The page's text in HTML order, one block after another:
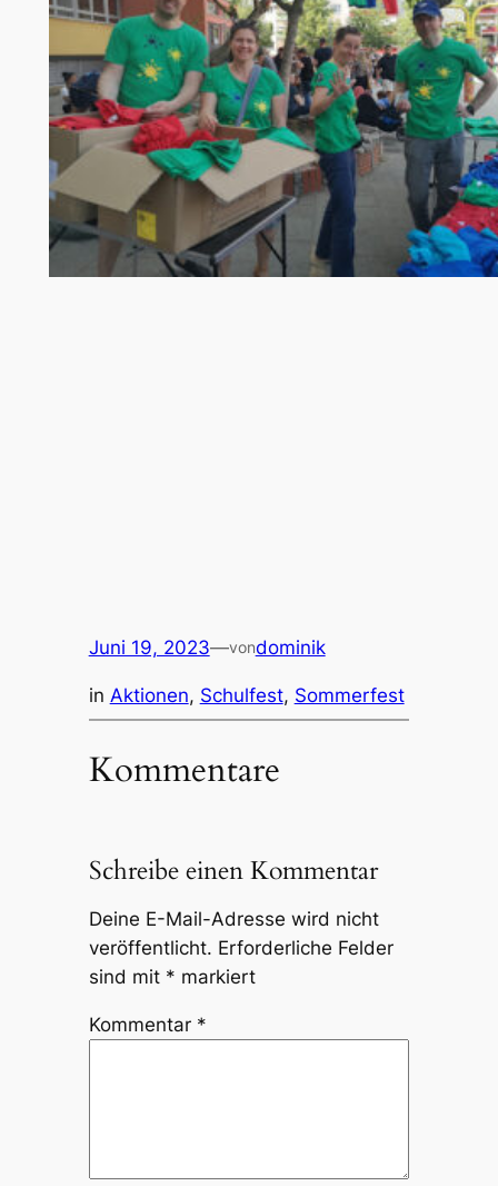
Juni 19, 2023—vondominik
in Aktionen, Schulfest, Sommerfest
Kommentare
Schreibe einen Kommentar
Deine E-Mail-Adresse wird nicht
veröffentlicht. Erforderliche Felder
sind mit * markiert
Kommentar *